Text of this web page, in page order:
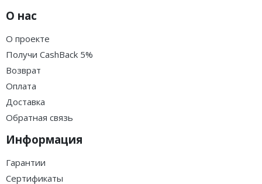
О нас
О проекте
Получи CashBack 5%
Возврат
Оплата
Доставка
Обратная связь
Информация
Гарантии
Сертификаты